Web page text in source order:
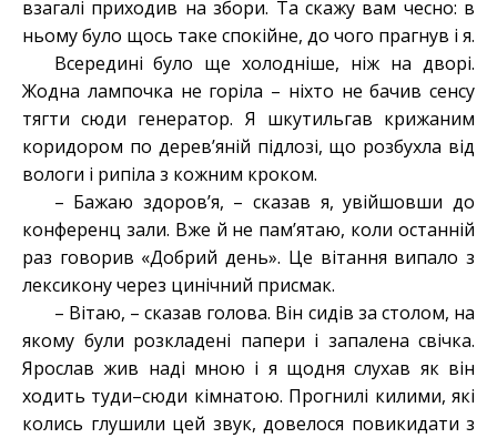
взагалі приходив на збори. Та скажу вам чесно: в
ньому було щось таке спокійне, до чого прагнув і я.
Всередині було ще холодніше, ніж на дворі.
Жодна лампочка не горіла – ніхто не бачив сенсу
тягти сюди генератор. Я шкутильгав крижаним
коридором по дерев’яній підлозі, що розбухла від
вологи і рипіла з кожним кроком.
– Бажаю здоров’я, – сказав я, увійшовши до
конференц зали. Вже й не пам’ятаю, коли останній
раз говорив «Добрий день». Це вітання випало з
лексикону через цинічний присмак.
– Вітаю, – сказав голова. Він сидів за столом, на
якому були розкладені папери і запалена свічка.
Ярослав жив наді мною і я щодня слухав як він
ходить туди–сюди кімнатою. Прогнилі килими, які
колись глушили цей звук, довелося повикидати з